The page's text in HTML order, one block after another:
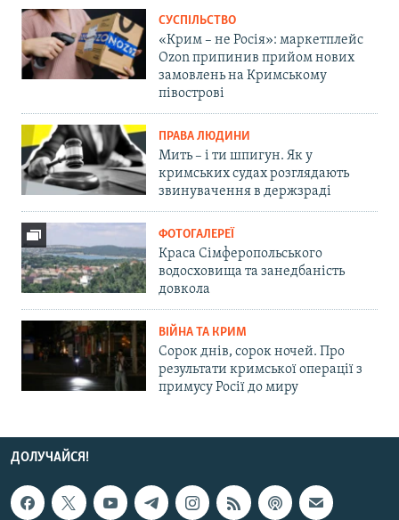
СУСПІЛЬСТВО
«Крим – не Росія»: маркетплейс
Ozon припинив прийом нових
замовлень на Кримському
півострові
ПРАВА ЛЮДИНИ
Мить – і ти шпигун. Як у
кримських судах розглядають
звинувачення в держзраді
ФОТОГАЛЕРЕЇ
Краса Сімферопольського
водосховища та занедбаність
довкола
ВІЙНА ТА КРИМ
Сорок днів, сорок ночей. Про
результати кримської операції з
примусу Росії до миру
ДОЛУЧАЙСЯ!